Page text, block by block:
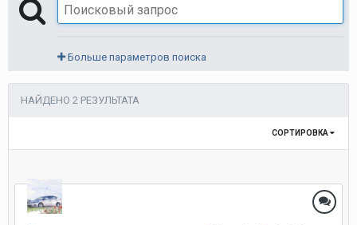
Больше параметров поиска
НАЙДЕНО 2 РЕЗУЛЬТАТА
СОРТИРОВКА